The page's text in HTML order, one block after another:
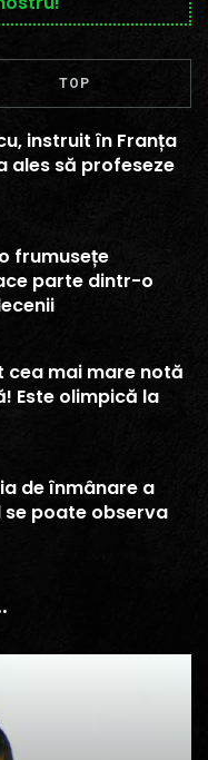
TOP
instruit în Franța
ales să profeseze
frumusețe
parte dintr-o
cea mai mare notă
Este olimpică la
de înmânare a
poate observa